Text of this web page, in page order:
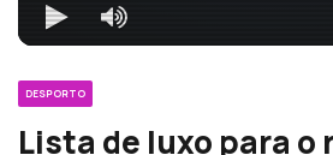
DESPORTO
Lista de luxo para o